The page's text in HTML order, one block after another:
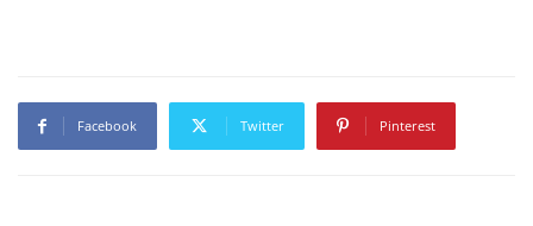
Facebook Twitter Pinterest